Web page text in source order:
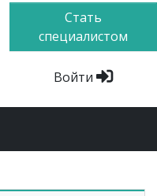
Стать
специалистом
Войти